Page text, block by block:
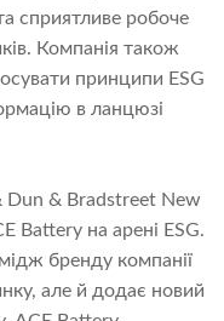
сприятливе робоче
Компанія також
принципи ESG
в ланцюзі
Dun & Bradstreet New
Battery на арені ESG.
бренду компанії
але й додає новий